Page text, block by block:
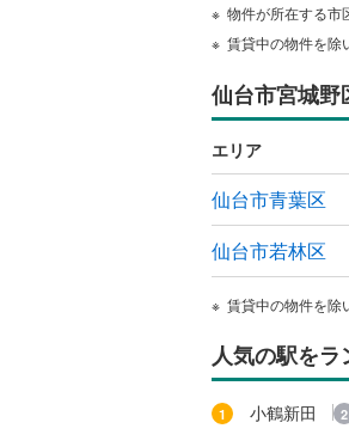
物件が所在する市
賃貸中の物件を除
仙台市宮城野
エリア
仙台市青葉区
仙台市若林区
賃貸中の物件を除
人気の駅を
小鶴新田